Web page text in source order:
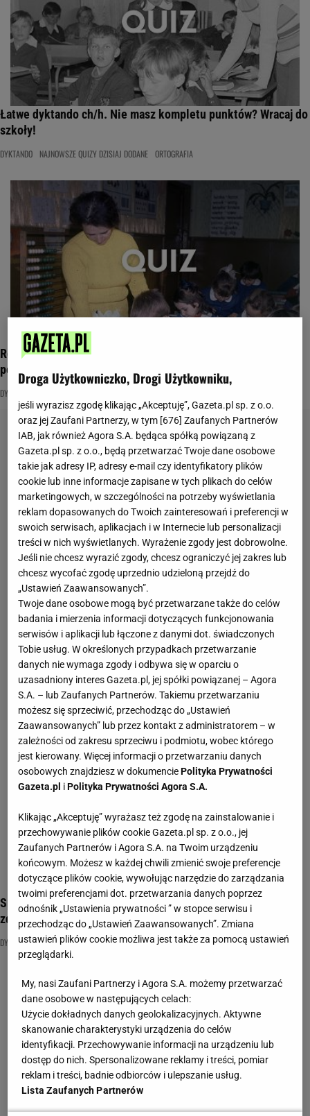
Łatwe dyktando ch/h. Nie masz kompletu punktów? Wracaj do
szkoły!
DYKTANDO NAJNOWSZE QUIZY DZISIAJ DODANE ORTOGRAFIA
Rozwiąż nasz quiz ortograficzny. Czy dasz nauczycielom
powód do dumy?
DYKTANDO
Sprawdź się w naszym quizie dyktando. Bardzo szybko
zdemaskuje leserów!
DYKTANDO NAJNOWSZE QUIZY DZISIAJ DODANE ORTOGRAFIA
Droga Użytkowniczko, Drogi Użytkowniku,
jeśli wyrazisz zgodę klikając „Akceptuję”, Gazeta.pl sp. z o.o.
oraz jej Zaufani Partnerzy, w tym [ 676 ] Zaufanych Partnerów
IAB, jak również Agora S.A. będąca spółką powiązaną z
Gazeta.pl sp. z o.o., będą przetwarzać Twoje dane osobowe
takie jak adresy IP, adresy e-mail czy identyfikatory plików
cookie lub inne informacje zapisane w tych plikach do celów
marketingowych, w szczególności na potrzeby wyświetlania
reklam dopasowanych do Twoich zainteresowań i preferencji w
swoich serwisach, aplikacjach i w Internecie lub personalizacji
treści w nich wyświetlanych. Wyrażenie zgody jest dobrowolne.
Jeśli nie chcesz wyrazić zgody, chcesz ograniczyć jej zakres lub
chcesz wycofać zgodę uprzednio udzieloną przejdź do
„Ustawień Zaawansowanych”.
Twoje dane osobowe mogą być przetwarzane także do celów
badania i mierzenia informacji dotyczących funkcjonowania
serwisów i aplikacji lub łączone z danymi dot. świadczonych
Tobie usług. W określonych przypadkach przetwarzanie
danych nie wymaga zgody i odbywa się w oparciu o
uzasadniony interes Gazeta.pl, jej spółki powiązanej – Agora
S.A. – lub Zaufanych Partnerów. Takiemu przetwarzaniu
możesz się sprzeciwić, przechodząc do „Ustawień
Zaawansowanych” lub przez kontakt z administratorem – w
zależności od zakresu sprzeciwu i podmiotu, wobec którego
jest kierowany. Więcej informacji o przetwarzaniu danych
osobowych znajdziesz w dokumencie Polityka Prywatności
Gazeta.pl i Polityka Prywatności Agora S.A.
Klikając „Akceptuję” wyrażasz też zgodę na zainstalowanie i
przechowywanie plików cookie Gazeta.pl sp. z o.o., jej
Zaufanych Partnerów i Agora S.A. na Twoim urządzeniu
końcowym. Możesz w każdej chwili zmienić swoje preferencje
dotyczące plików cookie, wywołując narzędzie do zarządzania
twoimi preferencjami dot. przetwarzania danych poprzez
odnośnik „Ustawienia prywatności ” w stopce serwisu i
przechodząc do „Ustawień Zaawansowanych”. Zmiana
ustawień plików cookie możliwa jest także za pomocą ustawień
przeglądarki.
My, nasi Zaufani Partnerzy i Agora S.A. możemy przetwarzać
dane osobowe w następujących celach:
Użycie dokładnych danych geolokalizacyjnych. Aktywne
skanowanie charakterystyki urządzenia do celów
identyfikacji. Przechowywanie informacji na urządzeniu lub
dostęp do nich. Spersonalizowane reklamy i treści, pomiar
reklam i treści, badnie odbiorców i ulepszanie usług.
Lista Zaufanych Partnerów